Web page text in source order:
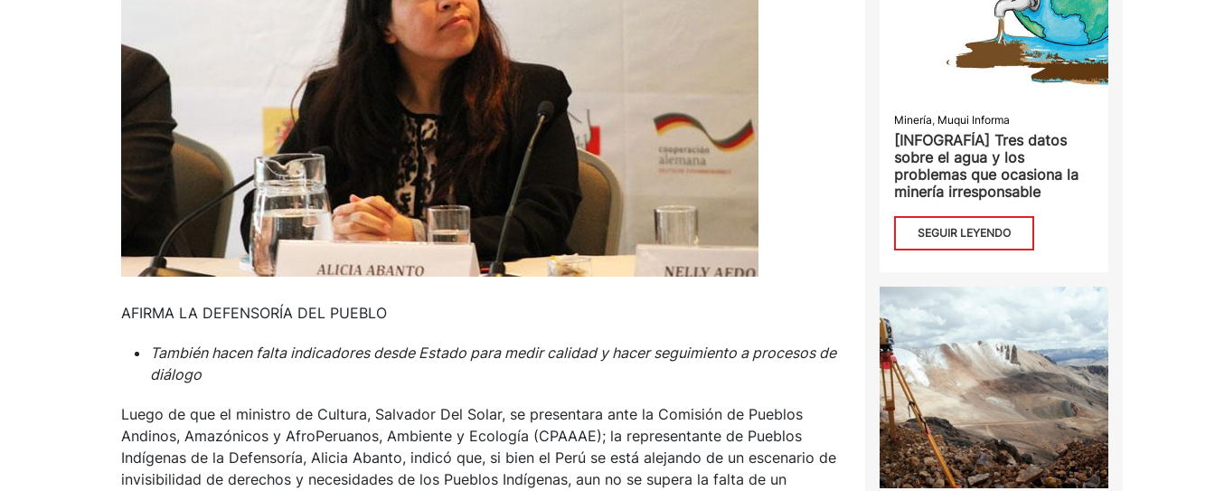
AFIRMA LA DEFENSORÍA DEL PUEBLO
También hacen falta indicadores desde Estado para medir calidad y hacer seguimiento a procesos de
diálogo
Luego de que el ministro de Cultura, Salvador Del Solar, se presentara ante la Comisión de Pueblos
Andinos, Amazónicos y AfroPeruanos, Ambiente y Ecología (CPAAAE); la representante de Pueblos
Indígenas de la Defensoría, Alicia Abanto, indicó que, si bien el Perú se está alejando de un escenario de
invisibilidad de derechos y necesidades de los Pueblos Indígenas, aun no se supera la falta de un
Minería, Muqui Informa
[INFOGRAFÍA] Tres datos
sobre el agua y los
problemas que ocasiona la
minería irresponsable
SEGUIR LEYENDO